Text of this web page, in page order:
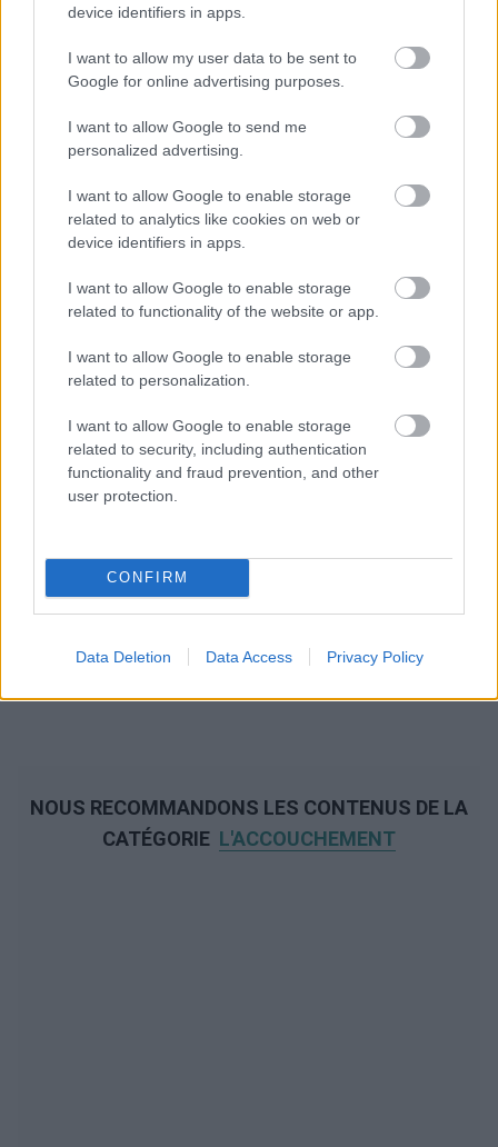
device identifiers in apps.
I want to allow my user data to be sent to
Google for online advertising purposes.
I want to allow Google to send me
personalized advertising.
I want to allow Google to enable storage
related to analytics like cookies on web or
device identifiers in apps.
I want to allow Google to enable storage
related to functionality of the website or app.
I want to allow Google to enable storage
related to personalization.
I want to allow Google to enable storage
related to security, including authentication
functionality and fraud prevention, and other
user protection.
CONFIRM
Data Deletion Data Access Privacy Policy
NOUS RECOMMANDONS LES CONTENUS DE LA
CATÉGORIE L'ACCOUCHEMENT